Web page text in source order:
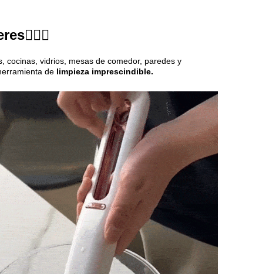
cocinas, vidrios, mesas de comedor, paredes y
de limpieza imprescindible.